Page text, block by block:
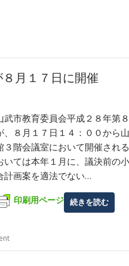
月１７日に開催
武市教育委員会平成２８年第
、８月１７日１４：００から
３階会議室において開催され
いては本年１月に、議決前の
計画案を適法でない…
印刷用ページ 続きを読む